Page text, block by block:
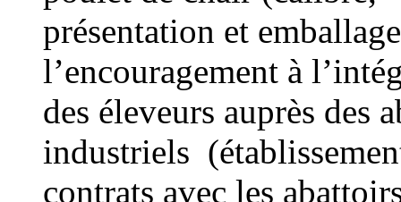
présentation et
l’encouragement à
des éleveurs auprès des
industriels
contrats avec les